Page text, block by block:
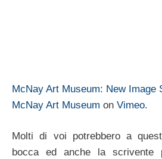
McNay Art Museum: New Image
McNay Art Museum on Vimeo.
Molti di voi potrebbero a
bocca ed anche la scrivente